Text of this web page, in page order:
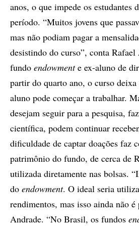
anos, o que impede os estudantes
período. “Muitos jovens que
mas não podiam pagar a
desistindo do curso”, conta
fundo endowmente ex-aluno de
partir do quarto ano, o curso
aluno pode começar a trabalhar.
desejam seguir para a pesquisa,
científica, podem continuar
dificuldade de captar doações faz
patrimônio do fundo, de cerca de
utilizada diretamente nas bolsas.
do endowment. O ideal seria
rendimentos, mas isso ainda não
Andrade. “No Brasil, os fundos